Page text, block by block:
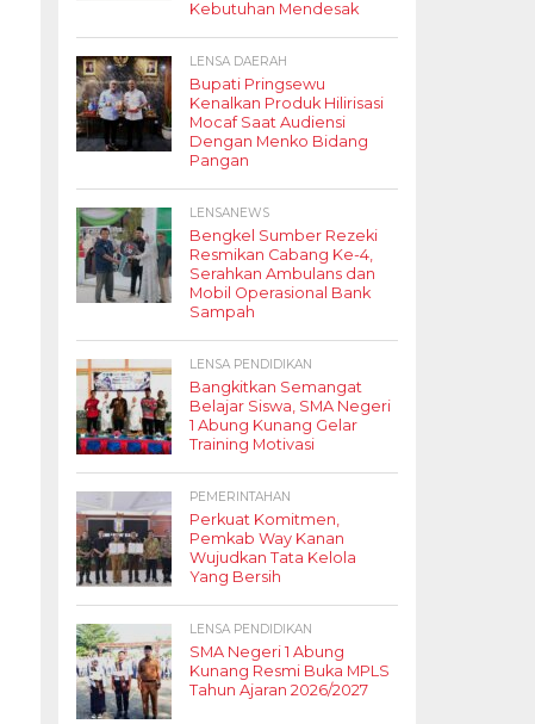
Kebutuhan Mendesak
LENSA DAERAH
Bupati Pringsewu
Kenalkan Produk Hilirisasi
Mocaf Saat Audiensi
Dengan Menko Bidang
Pangan
LENSANEWS
Bengkel Sumber Rezeki
Resmikan Cabang Ke-4,
Serahkan Ambulans dan
Mobil Operasional Bank
Sampah
LENSA PENDIDIKAN
Bangkitkan Semangat
Belajar Siswa, SMA Negeri
1 Abung Kunang Gelar
Training Motivasi
PEMERINTAHAN
Perkuat Komitmen,
Pemkab Way Kanan
Wujudkan Tata Kelola
Yang Bersih
LENSA PENDIDIKAN
SMA Negeri 1 Abung
Kunang Resmi Buka MPLS
Tahun Ajaran 2026/2027